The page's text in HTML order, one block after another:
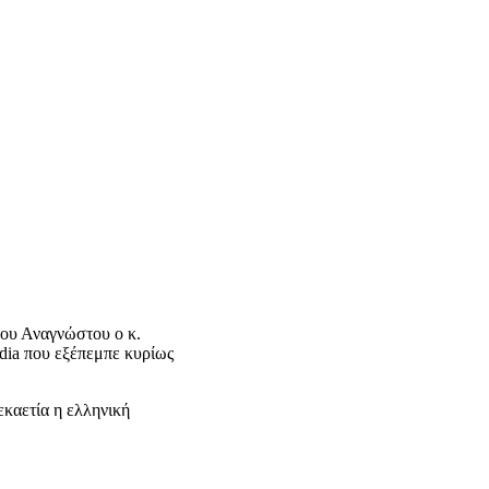
Αναγνώστου ο κ.
που εξέπεμπε κυρίως
η ελληνική